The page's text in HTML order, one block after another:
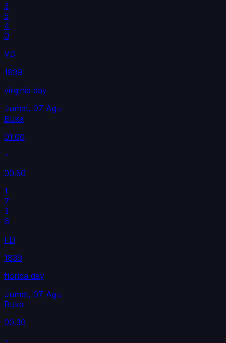
3
5
4
0
VD
1839
virginia day
Jumat, 07 Agu
Buka
01.00
00.50
1
7
3
6
FD
1839
florida day
Jumat, 07 Agu
Buka
00.30